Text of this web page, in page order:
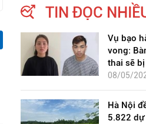
TIN ĐỌC
Vụ bạo
vong:
thai sẽ
08/05/
Hà Nội
5.822